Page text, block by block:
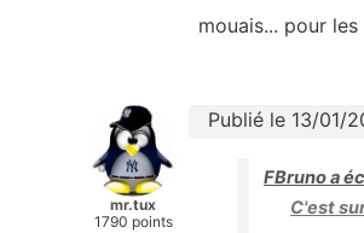
mouais... pour
mr.tux
1790 points
Publié le 13/01/
FBruno a
C'est